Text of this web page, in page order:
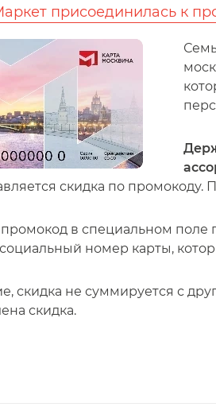
присоединилась к
скидка по
в специальном поле
номер карты,
скидка не суммируется с
скидка.